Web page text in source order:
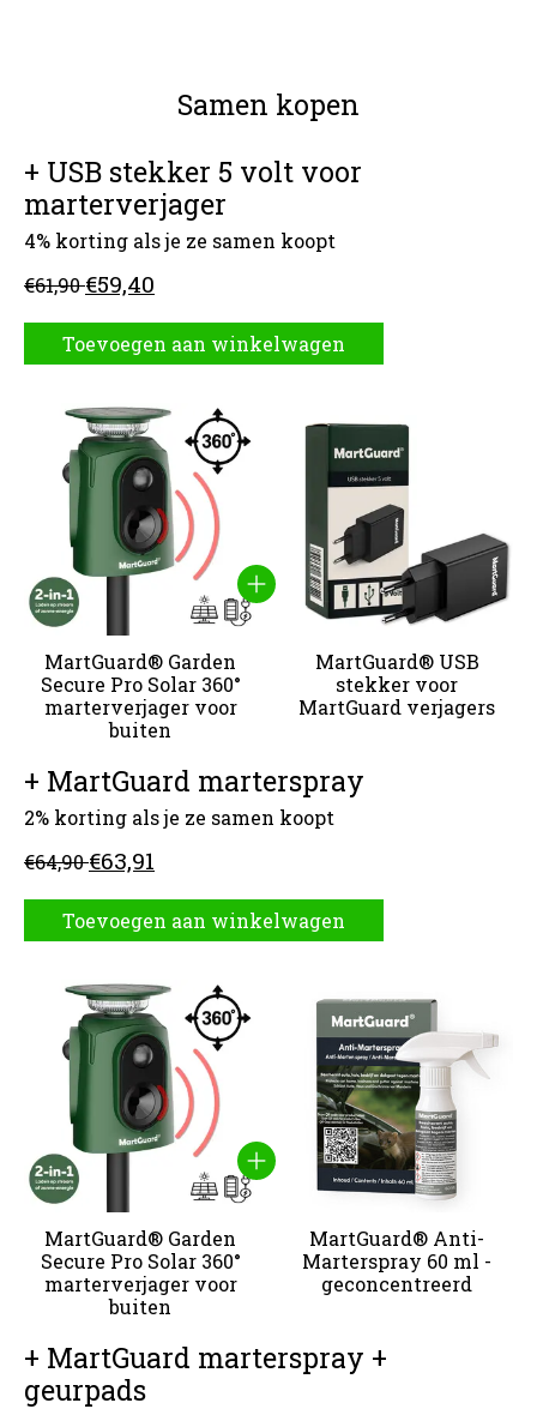
Samen kopen
+ USB stekker 5 volt voor
marterverjager
4% korting als je ze samen koopt
€61,90€59,40
Toevoegen aan winkelwagen
Carrousel van gebundelde producten
MartGuard® Garden
Secure Pro Solar 360°
marterverjager voor
buiten
MartGuard® USB
stekker voor
MartGuard verjagers
+ MartGuard marterspray
2% korting als je ze samen koopt
€64,90€63,91
Toevoegen aan winkelwagen
Carrousel van gebundelde producten
MartGuard® Garden
Secure Pro Solar 360°
marterverjager voor
buiten
MartGuard® Anti-
Marterspray 60 ml -
geconcentreerd
+ MartGuard marterspray +
geurpads